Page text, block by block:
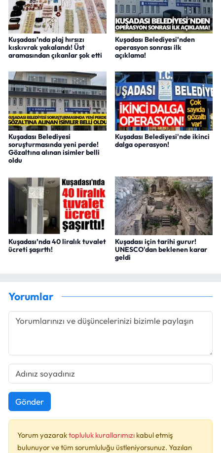
Kuşadası’nda plaj hırsızı
kıskıvrak yakalandı! Üst
aramasından çıkanlar şok etti
Kuşadası Belediyesi’nden
operasyon sonrası ilk
açıklama!
Kuşadası Belediyesi
soruşturmasında yeni perde!
Gözaltına alınan isimler belli
oldu
Kuşadası Belediyesi'nde ikinci
dalga operasyon!
Kuşadası’nda 40 liralık tuvalet
ücreti şaşırttı!
Kuşadası için tarihi gurur!
UNESCO'dan beklenen karar
geldi
Yorumlar
Gönder
Yorum yazaraktopluluk kurallarımızı kabul etmiş
bulunuyor ve tüm sorumluluğu üstleniyorsunuz. Yazılan